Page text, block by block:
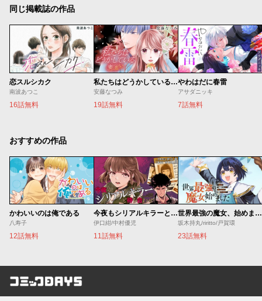
同じ掲載誌の作品
恋スルシカク
南波あつこ
16話無料
私たちはどうかしている 妻恋い
安藤なつみ
19話無料
やわはだに春雷
アサダニッキ
7話無料
おすすめの作品
かわいいのは俺である
八寿子
12話無料
今夜もシリアルキラーと待ち合わせ
伊口紺/中村優児
11話無料
世界最強の魔女、始めました ～私だけ『攻略サイト』を見れる世界で自由に生きます～
坂木持丸/riritto/戸賀環
23話無料
コミックDAYS